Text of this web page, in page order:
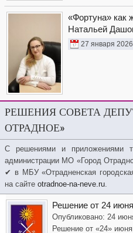
«Фортуна» как
Натальей
27 января 2026
РЕШЕНИЯ СОВЕТА
ОТРАДНОЕ»
С решениями и приложениями
администрации МО «Город
✔ в МБУ «Отрадненская
на сайте otradnoe-na-neve.ru.
Решение от 24
Опубликовано: 24
Решение от «24»